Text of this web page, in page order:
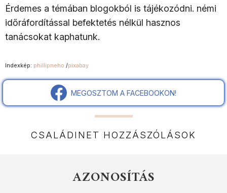
Érdemes a témában blogokból is tájékozódni. némi
időráfordítással befektetés nélkül hasznos
tanácsokat kaphatunk.
Indexkép: phillipneho /pixabay
MEGOSZTOM A FACEBOOKON!
CSALÁDINET HOZZÁSZÓLÁSOK
AZONOSÍTÁS